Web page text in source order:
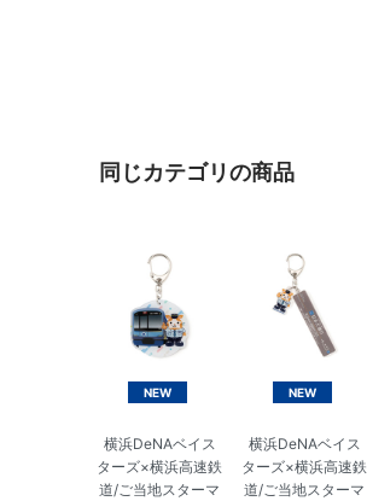
同じカテゴリの商品
NEW
横浜DeNAベイス
ターズ×横浜高速鉄
道/ご当地スターマ
NEW
横浜DeNAベイス
ターズ×横浜高速鉄
道/ご当地スターマ